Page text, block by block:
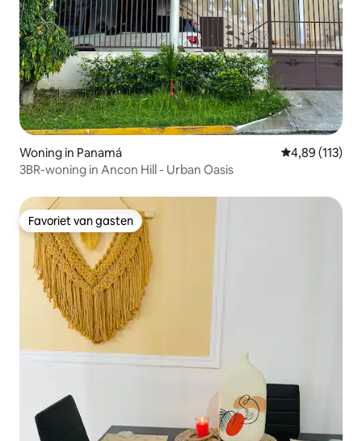
Woning in Panamá Gemiddelde
4,89 (113)
3BR-woning in Ancon Hill - Urban Oasis
Favoriet van gasten
Favoriet van gasten